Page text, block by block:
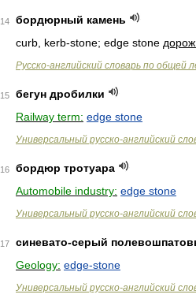
14
бордюрный камень
curb, kerb-stone; edge stone дорож.
Русско-английский словарь по общей
15
бегун дробилки
Railway term: edge stone
Универсальный русско-английский
16
бордюр тротуара
Automobile industry: edge stone
Универсальный русско-английский
17
синевато-серый
Geology: edge-stone
Универсальный русско-английский